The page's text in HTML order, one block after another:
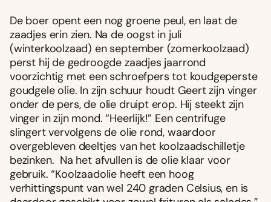
De boer opent een nog groene peul, en laat de
zaadjes erin zien. Na de oogst in juli
(winterkoolzaad) en september (zomerkoolzaad)
perst hij de gedroogde zaadjes jaarrond
voorzichtig met een schroefpers tot koudgeperste
goudgele olie. In zijn schuur houdt Geert zijn vinger
onder de pers, de olie druipt erop. Hij steekt zijn
vinger in zijn mond. “Heerlijk!” Een centrifuge
slingert vervolgens de olie rond, waardoor
overgebleven deeltjes van het koolzaadschilletje
bezinken. Na het afvullen is de olie klaar voor
gebruik. “Koolzaadolie heeft een hoog
verhittingspunt van wel 240 graden Celsius, en is